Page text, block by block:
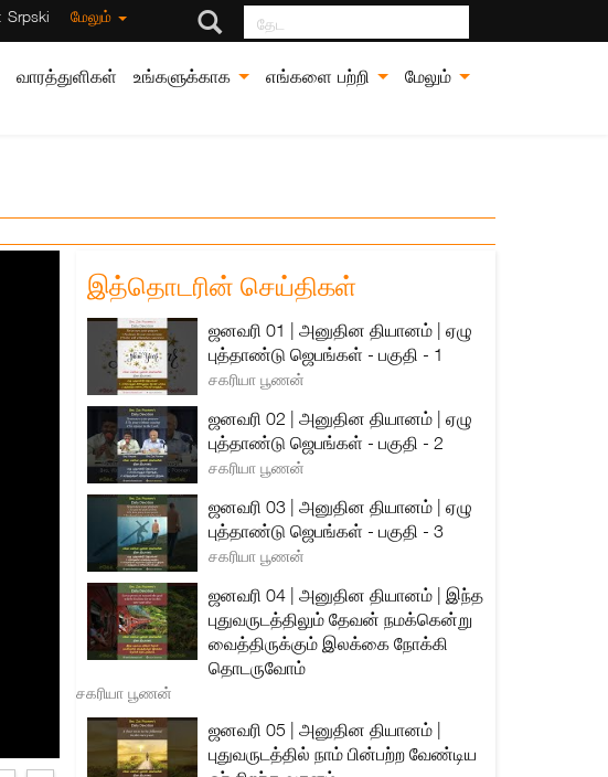
Srpski மேலும் தேட
வாரத்துளிகள் உங்களுக்காக எங்களை பற்றி மேலும்
இத்தொடரின் செய்திகள்
ஜனவரி 01 | அனுதின தியானம் | ஏழு
புத்தாண்டு ஜெபங்கள் - பகுதி - 1
சகரியா பூணன்
ஜனவரி 02 | அனுதின தியானம் | ஏழு
புத்தாண்டு ஜெபங்கள் - பகுதி - 2
சகரியா பூணன்
ஜனவரி 03 | அனுதின தியானம் | ஏழு
புத்தாண்டு ஜெபங்கள் - பகுதி - 3
சகரியா பூணன்
ஜனவரி 04 | அனுதின தியானம் | இந்த
புதுவருடத்திலும் தேவன் நமக்கென்று
வைத்திருக்கும் இலக்கை நோக்கி
தொடருவோம்
சகரியா பூணன்
ஜனவரி 05 | அனுதின தியானம் |
புதுவருடத்தில் நாம் பின்பற்ற வேண்டிய